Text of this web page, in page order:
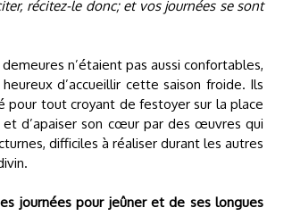
récitez-le donc; et vos journées se sont
n’étaient pas aussi confortables,
d’accueillir cette saison froide. Ils
pour tout croyant de festoyer sur la place
d’apaiser son cœur par des œuvres qui
difficiles à réaliser durant les autres
journées pour jeûner et de ses longues